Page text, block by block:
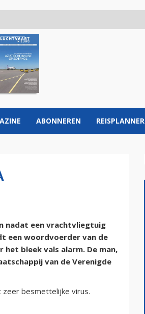
ABONNEREN REISPLANNER
nadat een vrachtvliegtuig
een woordvoerder van de
bleek vals alarm. De man,
van de Verenigde
zeer besmettelijke virus.